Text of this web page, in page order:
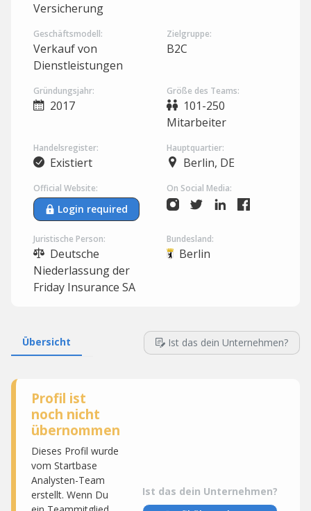
Versicherung
Geschäftsmodell:
Verkauf von
Dienstleistungen
Zielgruppe:
B2C
Gründungsjahr:
2017
Größe des Teams:
101-250
Mitarbeiter
Handelsregister:
Existiert
Hauptquartier:
Berlin, DE
Official Website:
Login required
On Social Media:
Juristische Person:
Deutsche
Niederlassung der
Friday Insurance SA
Bundesland:
Berlin
Übersicht Ist das dein Unternehmen?
Profil ist
noch nicht
übernommen
Dieses Profil wurde
vom Startbase
Analysten-Team
erstellt. Wenn Du
Ist das dein Unternehmen?